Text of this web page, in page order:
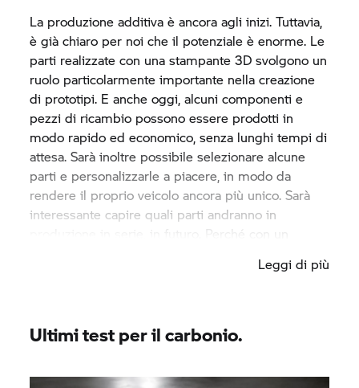
La produzione additiva è ancora agli inizi. Tuttavia,
è già chiaro per noi che il potenziale è enorme. Le
parti realizzate con una stampante 3D svolgono un
ruolo particolarmente importante nella creazione
di prototipi. E anche oggi, alcuni componenti e
pezzi di ricambio possono essere prodotti in
modo rapido ed economico, senza lunghi tempi di
attesa. Sarà inoltre possibile selezionare alcune
parti e personalizzarle a piacere, in modo da
rendere il proprio veicolo ancora più unico. Sarà
interessante capire quali parti andranno in
produzione in serie, in futuro. Perché con un
Roadster, la produzione in serie è già stata avviata
testando l'ulteriore potenziale di questa tecnologia
di produzione, da applicare potenzialmente su
Leggi di più
Ultimi test per il carbonio.